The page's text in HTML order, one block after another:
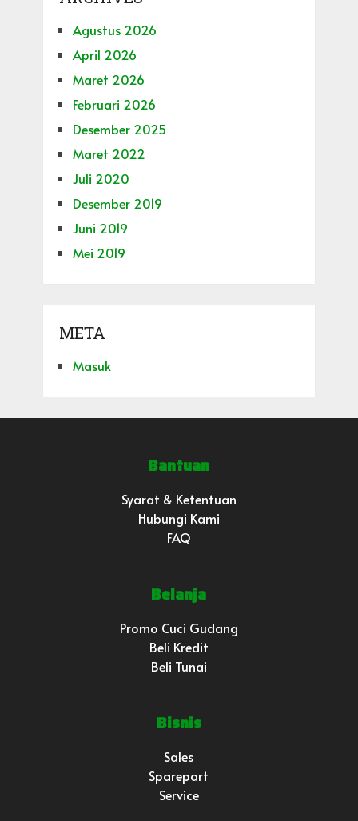
Agustus 2026
April 2026
Maret 2026
Februari 2026
Desember 2025
Maret 2022
Juli 2020
Desember 2019
Juni 2019
Mei 2019
META
Masuk
Bantuan
Syarat & Ketentuan
Hubungi Kami
FAQ
Belanja
Promo Cuci Gudang
Beli Kredit
Beli Tunai
Bisnis
Sales
Sparepart
Service